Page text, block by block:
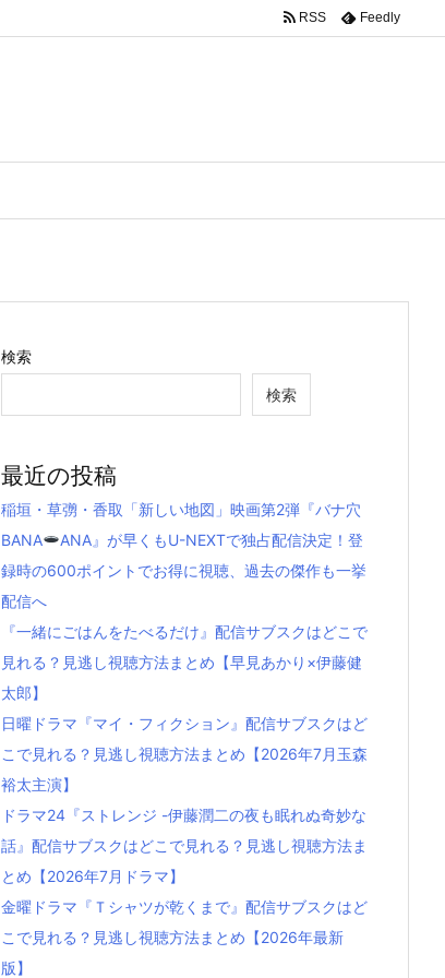
RSS Feedly
検索
検索
最近の投稿
稲垣・草彅・香取「新しい地図」映画第2弾『バナ穴
BANA
ANA』が早くもU-NEXTで独占配信決定！登
録時の600ポイントでお得に視聴、過去の傑作も一挙
配信へ
『一緒にごはんをたべるだけ』配信サブスクはどこで
見れる？見逃し視聴方法まとめ【早見あかり×伊藤健
太郎】
日曜ドラマ『マイ・フィクション』配信サブスクはど
こで見れる？見逃し視聴方法まとめ【2026年7月玉森
裕太主演】
ドラマ24『ストレンジ -伊藤潤二の夜も眠れぬ奇妙な
話』配信サブスクはどこで見れる？見逃し視聴方法ま
とめ【2026年7月ドラマ】
金曜ドラマ『Ｔシャツが乾くまで』配信サブスクはど
こで見れる？見逃し視聴方法まとめ【2026年最新
版】